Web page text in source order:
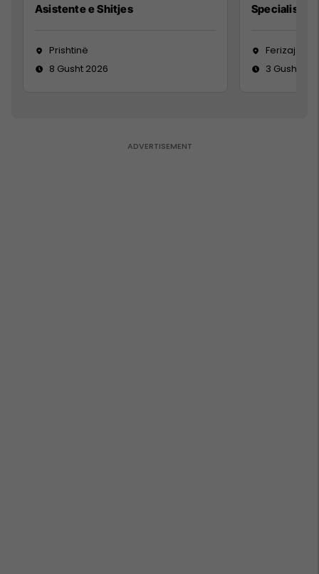
Asistente e Shitjes
Prishtinë
8 Gusht 2026
Specialist
Ferizaj
3 Gusht